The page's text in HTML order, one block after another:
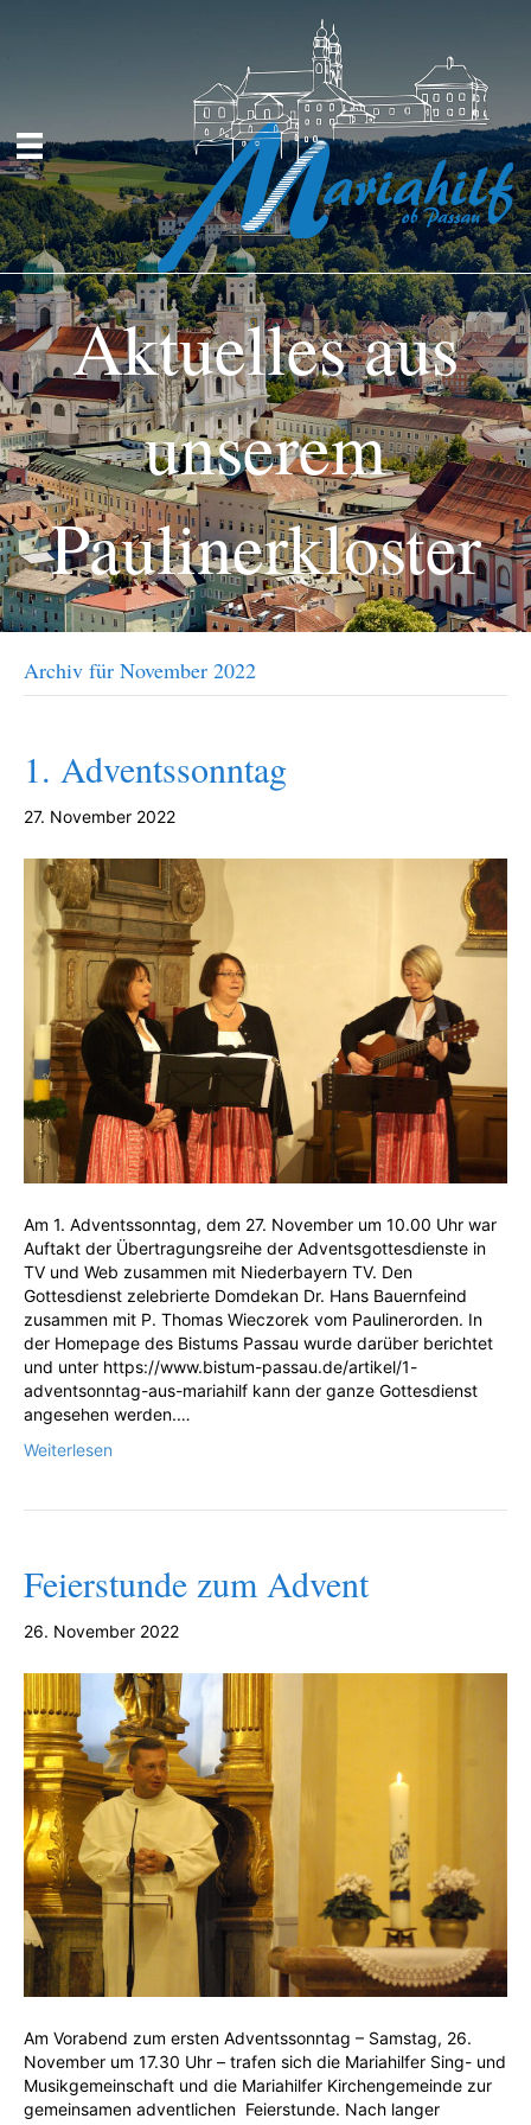
Aktuelles aus
unserem
Paulinerkloster
Archiv für November 2022
1. Adventssonntag
27. November 2022
Am 1. Adventssonntag, dem 27. November um 10.00 Uhr war
Auftakt der Übertragungsreihe der Adventsgottesdienste in
TV und Web zusammen mit Niederbayern TV. Den
Gottesdienst zelebrierte Domdekan Dr. Hans Bauernfeind
zusammen mit P. Thomas Wieczorek vom Paulinerorden. In
der Homepage des Bistums Passau wurde darüber berichtet
und unter https://www.bistum-passau.de/artikel/1-
adventsonntag-aus-mariahilf kann der ganze Gottesdienst
angesehen werden.…
Weiterlesen
Feierstunde zum Advent
26. November 2022
Am Vorabend zum ersten Adventssonntag – Samstag, 26.
November um 17.30 Uhr – trafen sich die Mariahilfer Sing- und
Musikgemeinschaft und die Mariahilfer Kirchengemeinde zur
gemeinsamen adventlichen Feierstunde. Nach langer